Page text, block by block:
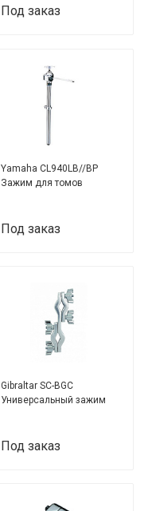
Под заказ
Yamaha CL940LB//BP
Зажим для томов
Под заказ
Gibraltar SC-BGC
Универсальный зажим
Под заказ